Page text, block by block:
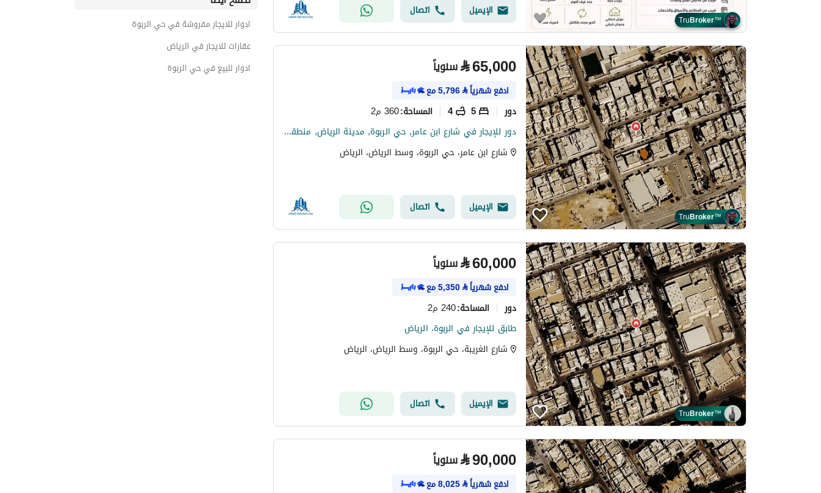
TruBroker™
الإيميل اتصال
TruBroker™
⃁65,000 سنوياً
ادفع شهرياً⃁
5,796مع
دور 5
4 المساحة:360 م2
دور للإيجار في شارع ابن عامر, حي الربوة, مدينة الرياض, منطقة الرياض
شارع ابن عامر، حي الربوة، وسط الرياض، الرياض
الإيميل اتصال
TruBroker™
⃁60,000 سنوياً
ادفع شهرياً⃁
5,350مع
دور المساحة:240 م2
طابق للإيجار في الربوة، الرياض
شارع الغريبة، حي الربوة، وسط الرياض، الرياض
الإيميل اتصال
⃁90,000 سنوياً
ادفع شهرياً⃁
8,025مع
ادوار للايجار مفروشة في حي الربوة
عقارات للايجار في الرياض
ادوار للبيع في حي الربوة